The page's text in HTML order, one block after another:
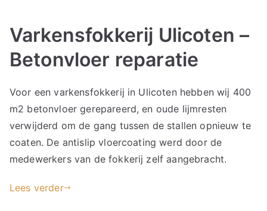
Varkensfokkerij Ulicoten –
Betonvloer reparatie
Voor een varkensfokkerij in Ulicoten hebben wij 400
m2 betonvloer gerepareerd, en oude lijmresten
verwijderd om de gang tussen de stallen opnieuw te
coaten. De antislip vloercoating werd door de
medewerkers van de fokkerij zelf aangebracht.
Lees verder